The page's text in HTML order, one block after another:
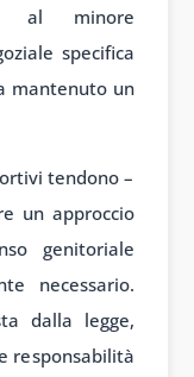
al minore
specifica
mantenuto un
tendono –
un approccio
genitoriale
necessario.
dalla legge,
responsabilità